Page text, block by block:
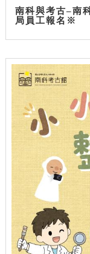
南科與考古–南
局員工報名※